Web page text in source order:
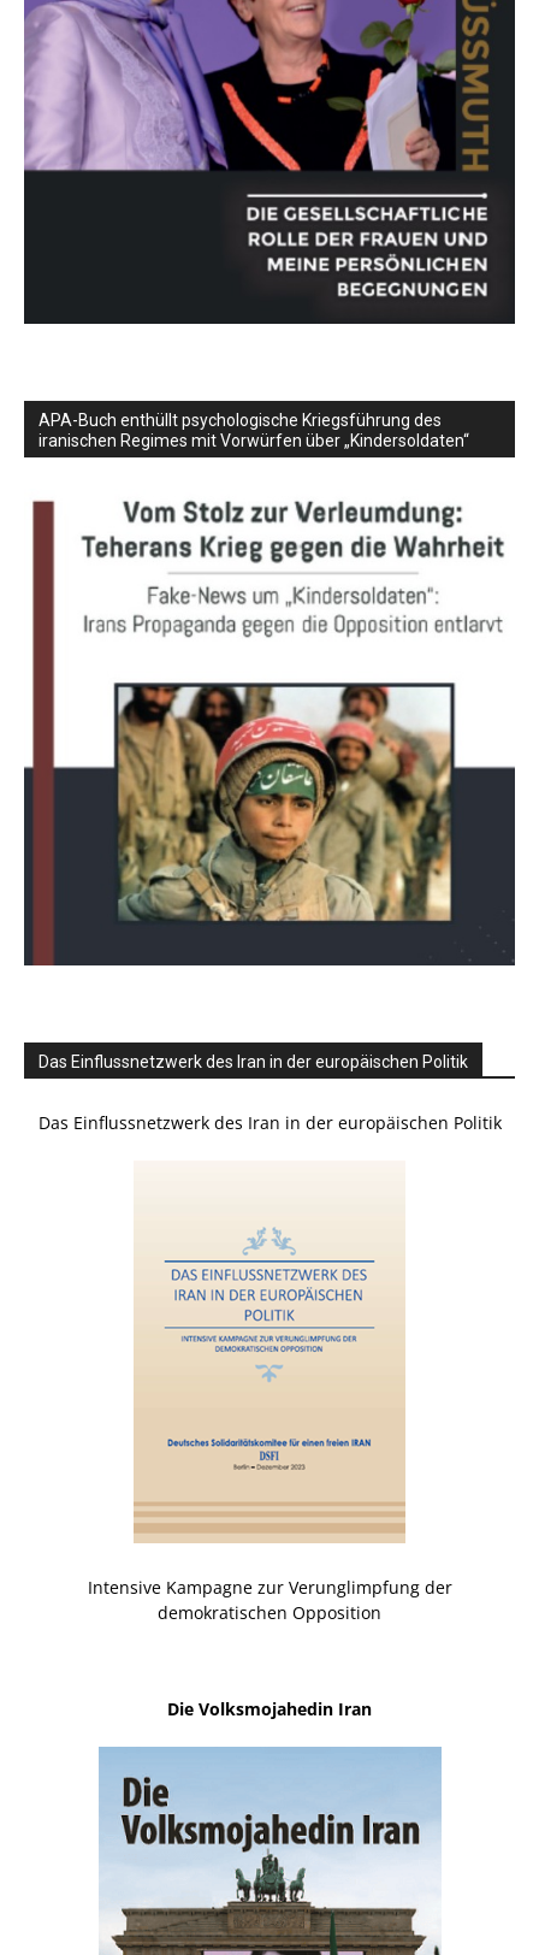
APA-Buch enthüllt psychologische Kriegsführung des
iranischen Regimes mit Vorwürfen über „Kindersoldaten“
Das Einflussnetzwerk des Iran in der europäischen Politik
Das Einflussnetzwerk des Iran in der europäischen Politik
Intensive Kampagne zur Verunglimpfung der
demokratischen Opposition
Die Volksmojahedin Iran